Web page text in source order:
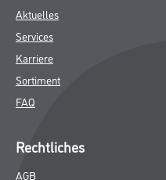
Aktuelles
Services
Karriere
Sortiment
FAQ
Rechtliches
AGB